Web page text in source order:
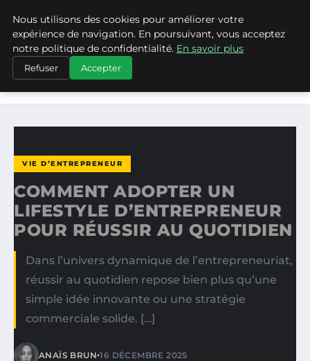
ASVPP
ACCUEIL
VIE D’ENTREPRENEUR
COMMENT ADOPTER UN LIFESTYLE D’ENTREPRENEUR
VIE D’ENTREPRENEUR
COMMENT ADOPTER UN
LIFESTYLE D’ENTREPRENEUR
POUR RÉUSSIR AU QUOTIDIEN
Dans l’univers dynamique de l’entrepreneuriat,
réussir au quotidien repose bien plus qu’une
simple idée innovante ou une stratégie
commerciale solide. […]
ANAÏS BRUN•16 DÉCEMBRE 2025
Nous utilisons des cookies pour améliorer votre
expérience de navigation. En poursuivant, vous acceptez
notre politique de confidentialité. En savoir plus
Refuser Accepter